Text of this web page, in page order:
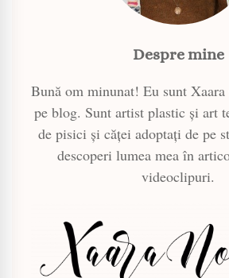
Despre mine
Bună om minunat! Eu sunt
pe blog. Sunt artist plastic și art
de pisici și căței adoptați de pe
descoperi lumea mea în
videoclipuri.